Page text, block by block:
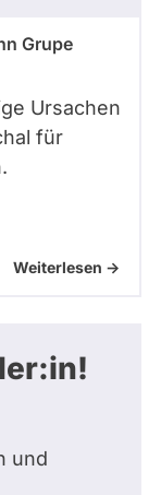
Grupe
Ursachen
für
Weiterlesen ->
und